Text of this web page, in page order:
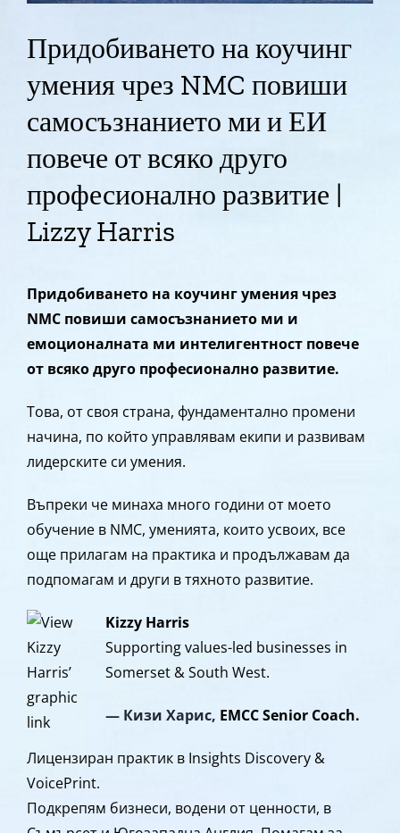
Придобиването на коучинг
умения чрез NMC повиши
самосъзнанието ми и ЕИ
повече от всяко друго
професионално развитие |
Lizzy Harris
Придобиването на коучинг умения чрез
NMC повиши самосъзнанието ми и
емоционалната ми интелигентност повече
от всяко друго професионално развитие.
Това, от своя страна, фундаментално промени
начина, по който управлявам екипи и развивам
лидерските си умения.
Въпреки че минаха много години от моето
обучение в NMC, уменията, които усвоих, все
още прилагам на практика и продължавам да
подпомагам и други в тяхното развитие.
Kizzy Harris
Supporting values-led businesses in
Somerset & South West.
— Кизи Харис, EMCC Senior Coach.
Лицензиран практик в Insights Discovery &
VoicePrint.
Подкрепям бизнеси, водени от ценности, в